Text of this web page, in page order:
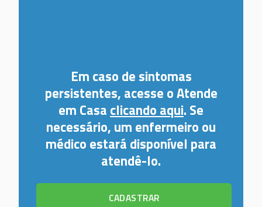
Em caso de sintomas
persistentes, acesse o Atende
em Casa clicando aqui. Se
necessário, um enfermeiro ou
médico estará disponível para
atendê-lo.
CADASTRAR